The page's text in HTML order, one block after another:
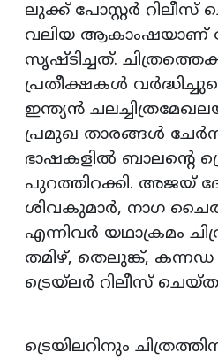
ലുക്ക് പോസ്റ്റര്‍
വലിയ ആകാംഷയാണ്
സൃഷ്ടിച്ചത്.
പ്രതീക്ഷകള്‍
ഇന്ത്യന്‍
പ്രമുഖ താരങ്ങള്‍
ഭാഷകളില്‍ ബാലന്റെ
പുറത്തിറക്കി. അജയ്
ശിവകുമാര്‍, നാഗ
എന്നിവര്‍ യഥാക്രമം
തമിഴ്, തെലുങ്ക്,
ട്രെയ്‌ലര്‍ റിലീസ്
ട്രെയിലറിനും